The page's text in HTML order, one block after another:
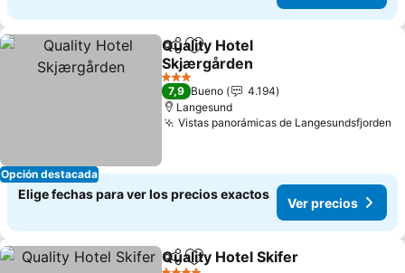
Opción destacada
CompartirAgregar a favoritos
Quality Hotel
Skjærgården
3 Estrellas
7,9 Bueno
4.194
Langesund
Vistas panorámicas de Langesundsfjorden
Elige fechas para ver los precios exactos
Ver precios
CompartirAgregar a favoritos
Quality Hotel Skifer